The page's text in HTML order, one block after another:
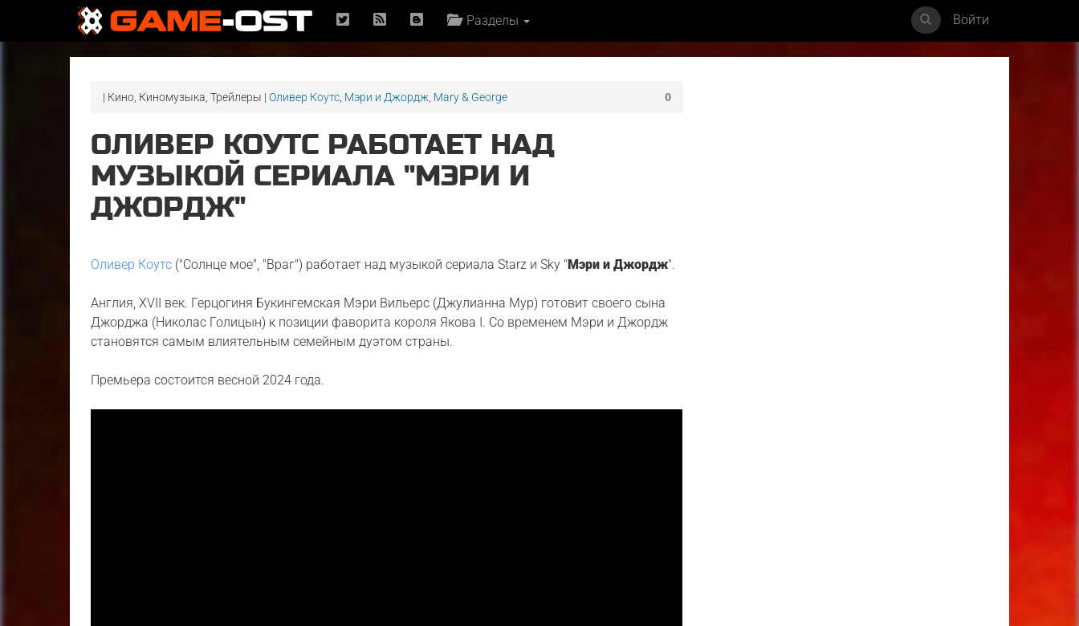
Разделы Войти
0
| Кино, Киномузыка, Трейлеры |Оливер Коутс Мэри и Джордж Mary & George
ОЛИВЕР КОУТС РАБОТАЕТ НАД
МУЗЫКОЙ СЕРИАЛА "МЭРИ И
ДЖОРДЖ"
Оливер Коутс ("Солнце мое", "Враг") работает над музыкой сериала Starz и Sky "Мэри и Джордж".
Англия, XVII век. Герцогиня Букингемская Мэри Вильерс (Джулианна Мур) готовит своего сына
Джорджа (Николаc Голицын) к позиции фаворита короля Якова I. Со временем Мэри и Джордж
становятся самым влиятельным семейным дуэтом страны.
Премьера состоится весной 2024 года.